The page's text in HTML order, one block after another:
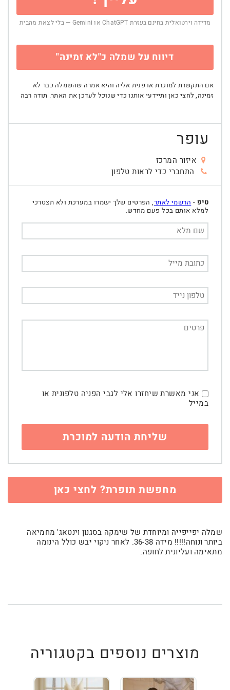
מדידה וירטואלית בחינם בעזרת ChatGPT או Gemini — בלי לצאת מהבית
דיווח על שמלה כ"לא זמינה"
אם התקשרת למוכרת או פנית אליה והיא אמרה שהשמלה כבר לא
זמינה, לחצי כאן ותיידעי אותנו כדי שנוכל לעדכן את האתר. תודה רבה
עופר
איזור המרכז
התחברי כדי לראות טלפון
טיפ - הרשמי לאתר, הפרטים שלך ישמרו במערכת ולא תצטרכי
למלא אותם בכל פעם מחדש.
אני מאשרת שיחזרו אלי לגבי הפניה טלפונית או
במייל
מחפשת תופרת? לחצי כאן
שמלה יפייפייה ומיוחדת של שימקה בסגנון וינטאג' מחמיאה
ביותר ונוחה!!!!! מידה 36-38. לאחר ניקוי יבש כולל הינומה
מתאימה ועליונית לחופה.
מוצרים נוספים בקטגוריה